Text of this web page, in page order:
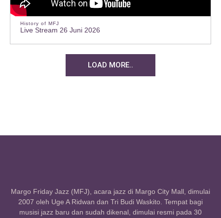
History of MFJ
Live Stream 26 Juni 2026
LOAD MORE..
Margo Friday Jazz (MFJ), acara jazz di Margo City Mall, dimulai
2007 oleh Uge A Ridwan dan Tri Budi Waskito. Tempat bagi
musisi jazz baru dan sudah dikenal, dimulai resmi pada 30